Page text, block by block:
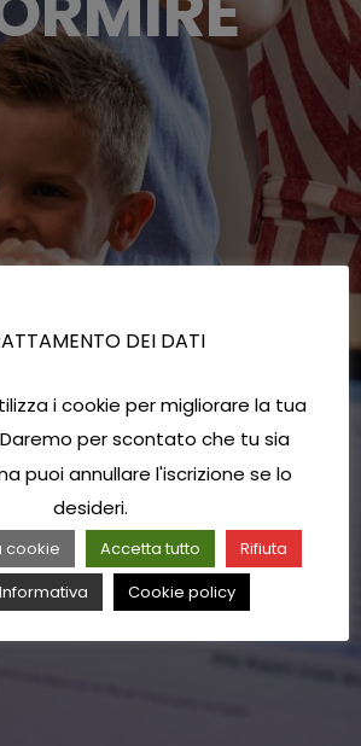
DEI DATI
i cookie per migliorare la tua
per scontato che tu sia
puoi annullare l'iscrizione se lo
desideri.
cookie Accetta tutto
Rifiuta
Cookie policy